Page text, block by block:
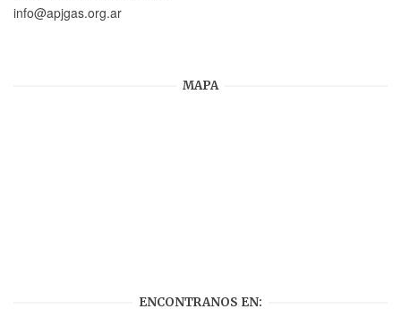
info@apjgas.org.ar
MAPA
ENCONTRANOS EN: